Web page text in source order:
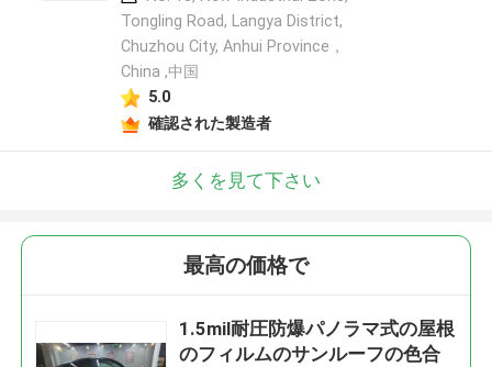
Tongling Road, Langya District,
Chuzhou City, Anhui Province，
China ,中国
5.0
確認された製造者
多くを見て下さい
最高の価格で
1.5mil耐圧防爆パノラマ式の屋根
のフィルムのサンルーフの色合